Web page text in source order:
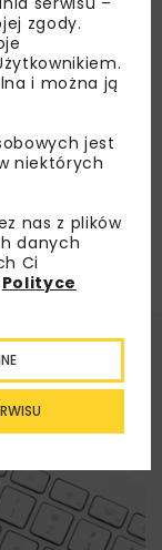
gotowa
zgody.
i można ją
jest
niektórych
nas z plików
danych
Ci
Polityce